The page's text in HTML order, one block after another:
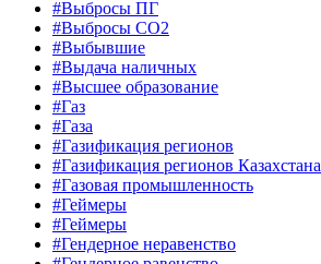
#Выбросы ПГ
#Выбросы СО2
#Выбывшие
#Выдача наличных
#Высшее образование
#Газ
#Газа
#Газификация регионов
#Газификация регионов Казахстана
#Газовая промышленность
#Геймеры
#Геймеры
#Гендерное неравенство